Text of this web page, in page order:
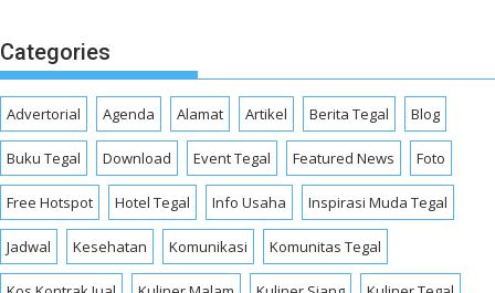
Categories
Advertorial Agenda Alamat Artikel Berita Tegal Blog
Buku Tegal Download Event Tegal Featured News Foto
Free Hotspot Hotel Tegal Info Usaha Inspirasi Muda Tegal
Jadwal Kesehatan Komunikasi Komunitas Tegal